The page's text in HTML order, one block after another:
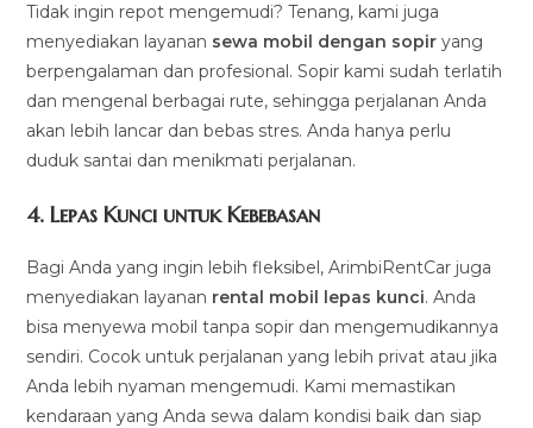
Tidak ingin repot mengemudi? Tenang, kami juga
menyediakan layanan sewa mobil dengan sopir yang
berpengalaman dan profesional. Sopir kami sudah terlatih
dan mengenal berbagai rute, sehingga perjalanan Anda
akan lebih lancar dan bebas stres. Anda hanya perlu
duduk santai dan menikmati perjalanan.
4.Lepas Kunci untuk Kebebasan
Bagi Anda yang ingin lebih fleksibel, ArimbiRentCar juga
menyediakan layanan rental mobil lepas kunci. Anda
bisa menyewa mobil tanpa sopir dan mengemudikannya
sendiri. Cocok untuk perjalanan yang lebih privat atau jika
Anda lebih nyaman mengemudi. Kami memastikan
kendaraan yang Anda sewa dalam kondisi baik dan siap